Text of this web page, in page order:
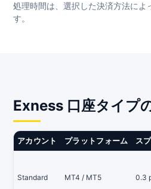
処理時間は、選択した決済方法によ
す。
Exness 口座タイプ
アカウント プラットフォーム ス
Standard MT4 / MT5 0.3